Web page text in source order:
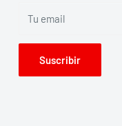
Tu email
Suscribir